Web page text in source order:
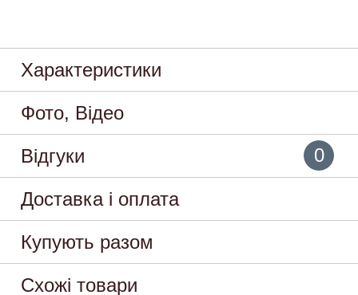
Характеристики
Фото, Відео
Відгуки
0
Доставка і оплата
Купують разом
Схожі товари